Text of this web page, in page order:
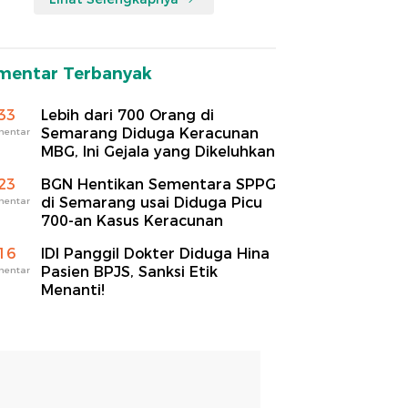
Terbanyak
Lebih dari 700 Orang di
Semarang Diduga Keracunan
MBG, Ini Gejala yang Dikeluhkan
BGN Hentikan Sementara SPPG
di Semarang usai Diduga Picu
700-an Kasus Keracunan
IDI Panggil Dokter Diduga Hina
Pasien BPJS, Sanksi Etik
Menanti!